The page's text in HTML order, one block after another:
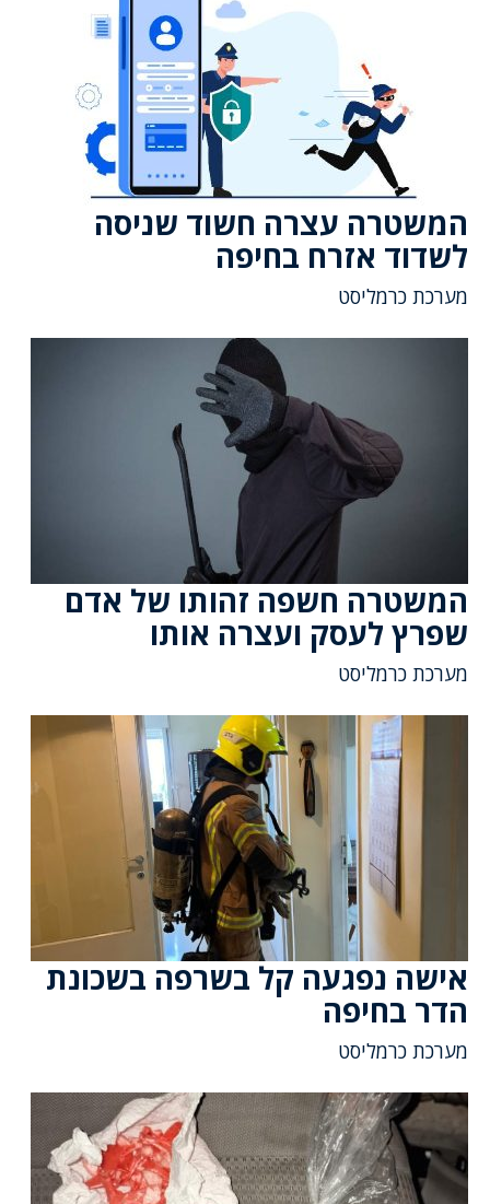
המשטרה עצרה חשוד שניסה
לשדוד אזרח בחיפה
מערכת כרמליסט
המשטרה חשפה זהותו של אדם
שפרץ לעסק ועצרה אותו
מערכת כרמליסט
אישה נפגעה קל בשרפה בשכונת
הדר בחיפה
מערכת כרמליסט